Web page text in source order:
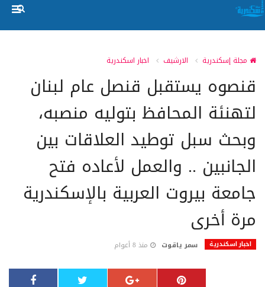
مجلة إسكندرية الارشيف اخبار اسكندرية
قنصوه يستقبل قنصل عام لبنان
لتهنئة المحافظ بتوليه منصبه،
وبحث سبل توطيد العلاقات بين
الجانبين .. والعمل لأعاده فتح
جامعة بيروت العربية بالإسكندرية
مرة أخرى
اخبار اسكندرية سمر ياقوت منذ 8 أعوام